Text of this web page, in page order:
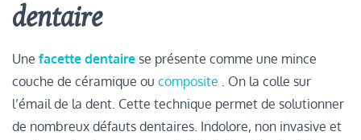
dentaire
Une facette dentaire se présente comme une mince
couche de céramique ou composite . On la colle sur
l’émail de la dent. Cette technique permet de solutionner
de nombreux défauts dentaires. Indolore, non invasive et